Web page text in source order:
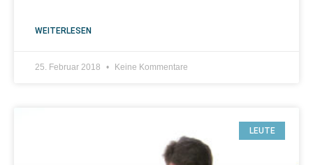
WEITERLESEN
25. Februar 2018 Keine Kommentare
LEUTE